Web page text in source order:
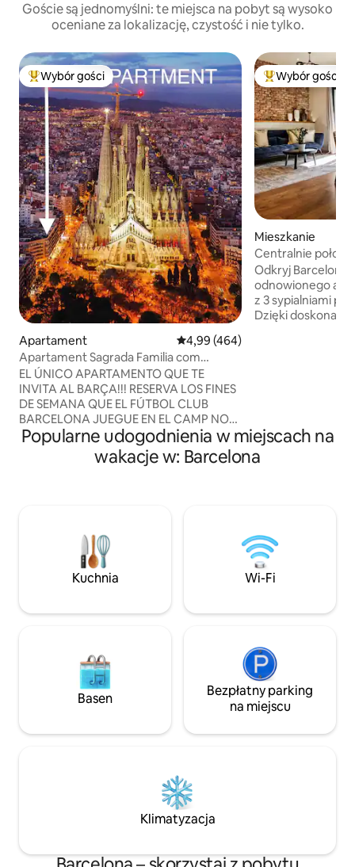
Goście są jednomyślni: te miejsca na pobyt są wysoko
oceniane za lokalizację, czystość i nie tylko.
Najpopularniejsze z kategorii Wybór gości
Wybór gości
Apartament Średnia ocena: 4,99 na 5, liczba
4,99 (464)
Apartament Sagrada Familia com
„Mieszkanie narożne”, Sa...
EL ÚNICO APARTAMENTO QUE TE
INVITA AL BARÇA!!! RESERVA LOS FINES
DE SEMANA QUE EL FÚTBOL CLUB
BARCELONA JUEGUE EN EL CAMP NOU
Y TE INVITAMOS AL PARTIDO DEL
"CAMPEONATO NACIONAL DE LIGA"
CON 4 LOCALIDADES JUNTAS.
APARTAMENTO ÚNICO, CON LAS
EXPERIENCIAS MÁS INCREÍBLES Y CON
LAS MEJORES CRÍTICAS DE LOS
HUÉSPEDES DE AIRB&B!!! LA VIVIENDA:
dormitorios con tres camas de
apartamento de 131m². El apartamento
ha sido diseñado con elementos que
conjugan ligereza y comodidad. Firmas
como ZANOTTA, LEMA, CASSINA,
BRACHT y diseñadores como JOAQUIM
integrados que se abren y proyectan, a
través de grandes ventanales, en la
cuadricula del Eixample. Una orientación
perfecta que le confiere unas vistas
de la plaza, le confieren a la vez una
Wybór gości
Mieszkanie
Centralnie
z 3 sypialniami
Odkryj Barcelonę
odnowionego
z 3 sypialniami
Dzięki
Barcelony! Nasz apartament jest
oferowany tylko
turystyczny w
Popularne udogodnienia w miejscach na
wakacje w: Barcelona
Kuchnia Wi-Fi
Basen
Bezpłatny parking
na miejscu
Klimatyzacja